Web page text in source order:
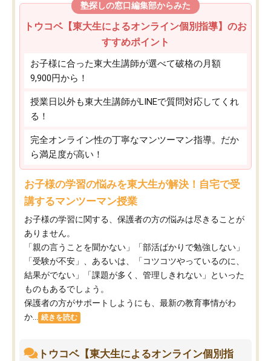
塾探しの窓口編集部からみた
トウコベ【東大生によるオンライン個別指導】のお
すすめポイント
お子様に合った東大生講師が選べて破格の月額
9,900円から！
授業日以外も東大生講師がLINEで質問対応してくれ
る！
完全オンライン性の丁寧なマンツーマン指導。だか
ら満足度が高い！
お子様の学習の悩みを東大生が解決！自宅で受
講するマンツーマン授業
お子様の学習に関する、保護者の方の悩みは尽きることが
ありません。
「親の言うことを聞かない」「部活ばかりで勉強しない」
「受験が不安」、あるいは、「コツコツやっているのに、
結果がでない」「課題が多く、管理しきれない」といった
ものもあるでしょう。
保護者の方がサポートしようにも、最新の教育事情がわ
か...
続きを読む
トウコベ【東大生によるオンライン個別指